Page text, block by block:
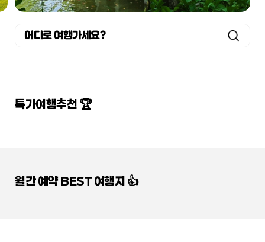
어디로 여행가세요?
특가여행추천 🏆
월간 예약 BEST 여행지 👍